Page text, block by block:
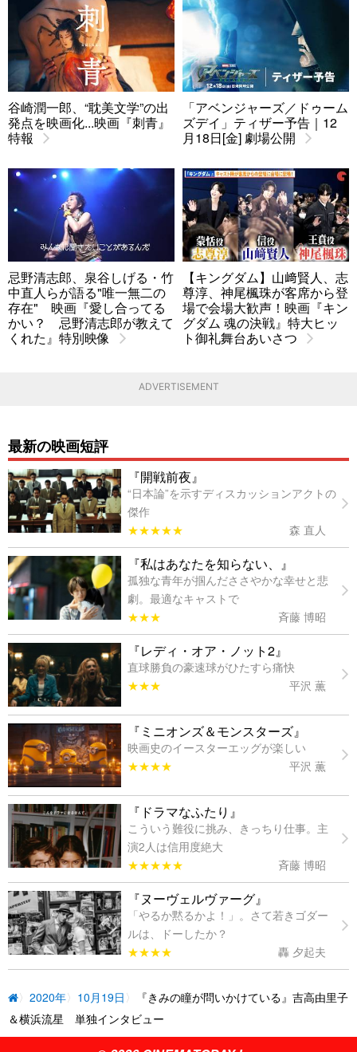
谷崎潤一郎、“耽美文学”の出
発点を映画化...映画『刺青』
特報
「アベンジャーズ／ドゥーム
ズデイ」ティザー予告｜12
月18日[金] 劇場公開
忌野清志郎、泉谷しげる・竹
中直人らが語る"唯一無二の
存在" 映画『愛し合ってる
かい？ 忌野清志郎が教えて
くれた』特別映像
【キングダム】山﨑賢人、志
尊淳、神尾楓珠が客席から登
場で会場大歓声！映画『キン
グダム 魂の決戦』特大ヒッ
ト御礼舞台あいさつ
ADVERTISEMENT
最新の映画短評
『開戦前夜』
“日本論”を示すディスカッションアクトの
傑作
★★★★★
森 直人
『私はあなたを知らない、』
孤独な青年が掴んだささやかな幸せと悲
劇。最適なキャストで
★★★
斉藤 博昭
『レディ・オア・ノット2』
直球勝負の豪速球がひたすら痛快
★★★
平沢 薫
『ミニオンズ＆モンスターズ』
映画史のイースターエッグが楽しい
★★★★
平沢 薫
『ドラマなふたり』
こういう難役に挑み、きっちり仕事。主
演2人は信用度絶大
★★★★★
斉藤 博昭
『ヌーヴェルヴァーグ』
「やるか黙るかよ！」。さて若きゴダー
ルは、ドーしたか？
★★★★
轟 夕起夫
2020年 10月19日
『きみの瞳が問いかけている』吉高由里子
＆横浜流星 単独インタビュー